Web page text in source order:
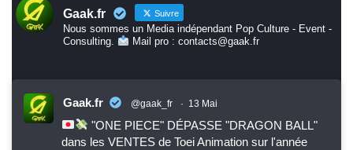
Gaak.fr Suivre
Nous sommes un Media indépendant Pop Culture - Event -
Consulting.
Mail pro : contacts@gaak.fr
Gaak.fr @gaak_fr · 13 Mai
"ONE PIECE" DÉPASSE "DRAGON BALL"
dans les VENTES de Toei Animation sur l'année